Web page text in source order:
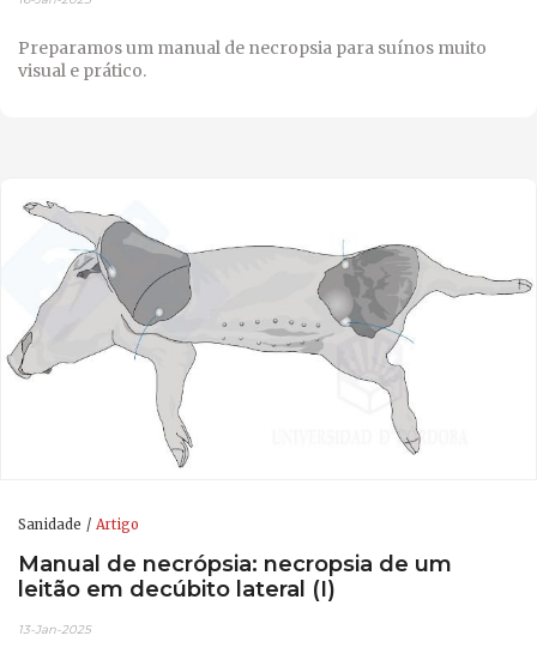
Preparamos um manual de necropsia para suínos muito
visual e prático.
Sanidade Artigo
Manual de necrópsia: necropsia de um
leitão em decúbito lateral (I)
13-Jan-2025